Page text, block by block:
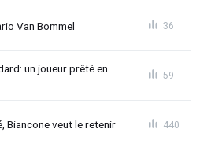
Van Bommel 36
un joueur prêté en
59
Biancone veut le retenir 440